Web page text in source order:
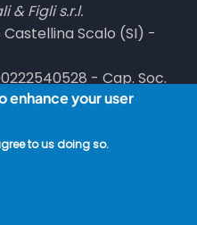
& Figli s.r.l.
Scalo (SI) -
- Cap. Soc.
reserved.
enhance your user
to us doing so.